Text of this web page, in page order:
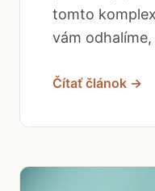
tomto
vám odhalíme,
Čítať článok →